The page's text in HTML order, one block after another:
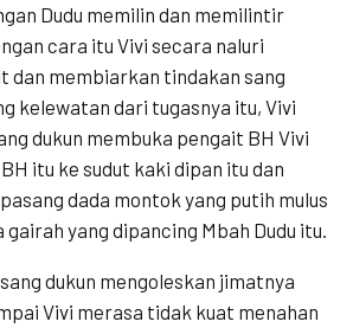
Dudu memilin dan memilintir
cara itu Vivi secara naluri
dan membiarkan tindakan sang
kelewatan dari tugasnya itu, Vivi
dukun membuka pengait BH Vivi
itu ke sudut kaki dipan itu dan
dada montok yang putih mulus
yang dipancing Mbah Dudu itu.
dukun mengoleskan jimatnya
Vivi merasa tidak kuat menahan